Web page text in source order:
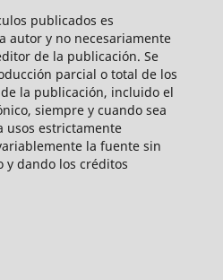
publicados es
autor y no necesariamente
de la publicación. Se
parcial o total de los
la publicación, incluido el
siempre y cuando sea
usos estrictamente
la fuente sin
y dando los créditos